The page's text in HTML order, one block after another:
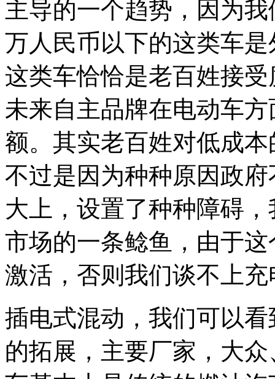
主导的一个趋势，因为
万人民币以下的这类车
这类车恰恰是老百姓接
未来自主品牌在电动车
额。其实老百姓对低成
不过是因为种种原因政
大上，设置了种种障碍
市场的一条鲶鱼，由于
激活，否则我们谈不上
插电式混动，我们可以
的拓展，主要厂家，大